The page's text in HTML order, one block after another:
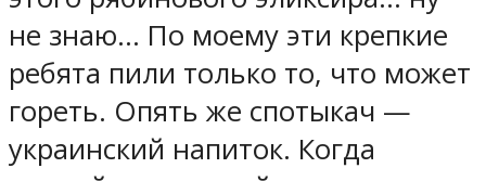
не знаю… По моему эти крепкие
ребята пили только то, что может
гореть. Опять же спотыкач —
украинский напиток. Когда